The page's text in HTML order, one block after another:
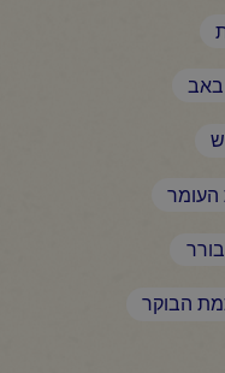
באב
העומר
בורר
הבוקר